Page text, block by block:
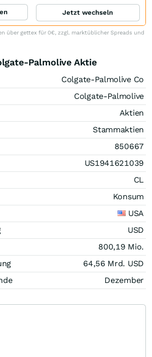
Jetzt wechseln
über gettex für 0€, zzgl. marktüblicher Spreads und
Palmolive Aktie
Colgate-Palmolive Co
Colgate-Palmolive
Aktien
Stammaktien
850667
US1941621039
CL
Konsum
USA
USD
800,19 Mio.
64,56 Mrd. USD
Dezember